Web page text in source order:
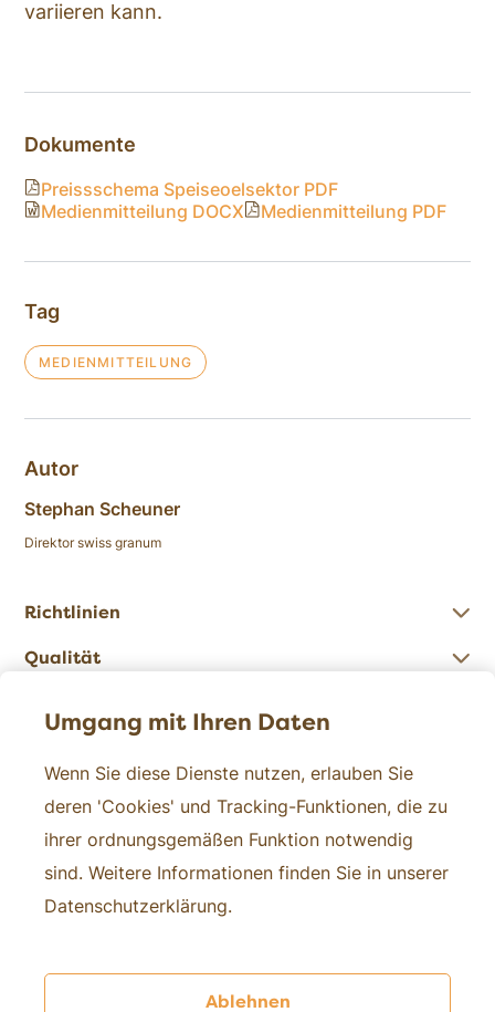
variieren kann.
Dokumente
Preissschema Speiseoelsektor PDF
Medienmitteilung DOCX
Medienmitteilung PDF
Tag
MEDIENMITTEILUNG
Autor
Stephan Scheuner
Direktor swiss granum
Richtlinien
Qualität
Kontakt
Über uns
Medien
Umgang mit Ihren Daten
Wenn Sie diese Dienste nutzen, erlauben Sie
deren 'Cookies' und Tracking-Funktionen, die zu
ihrer ordnungsgemäßen Funktion notwendig
sind. Weitere Informationen finden Sie in unserer
Datenschutzerklärung.
Ablehnen